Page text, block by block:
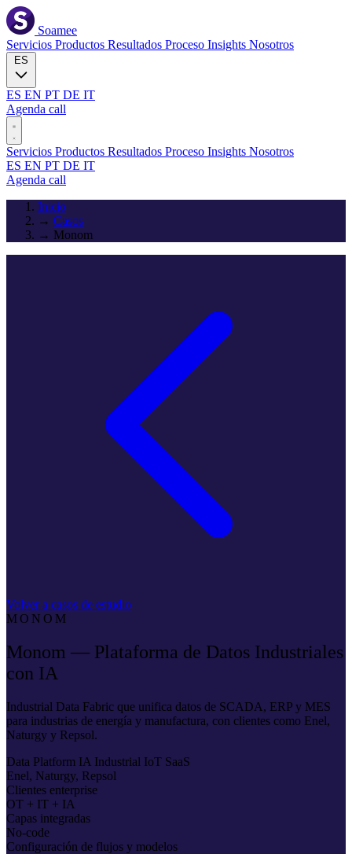
Soamee
Servicios Productos Resultados Proceso Insights Nosotros
ES EN PT DE IT
Agenda call
Servicios Productos Resultados Proceso Insights Nosotros
ES EN PT DE IT
Agenda call
Inicio
→ Casos
→ Monom
Volver a casos de estudio
MONOM
Monom — Plataforma de Datos Industriales
con IA
Industrial Data Fabric que unifica datos de SCADA, ERP y MES
para industrias de energía y manufactura, con clientes como Enel,
Naturgy y Repsol.
Data Platform IA Industrial IoT SaaS
Enel, Naturgy, Repsol
Clientes enterprise
OT + IT + IA
Capas integradas
No-code
Configuración de flujos y modelos